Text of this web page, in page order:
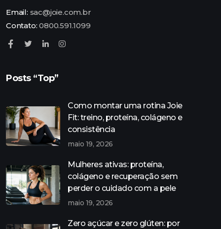
Email: sac@joie.com.br
Contato:0800.591.1099
Posts “Top”
Como montar uma rotina Joie
Fit: treino, proteína, colágeno e
consistência
maio 19, 2026
Mulheres ativas: proteína,
colágeno e recuperação sem
perder o cuidado com a pele
maio 19, 2026
Zero açúcar e zero glúten: por